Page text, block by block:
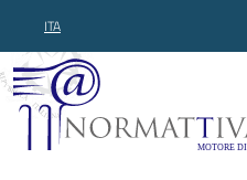
ITA